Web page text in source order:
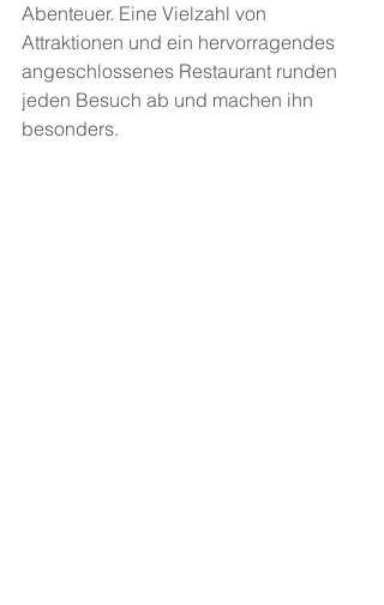
Abenteuer. Eine Vielzahl von
Attraktionen und ein hervorragendes
angeschlossenes Restaurant runden
jeden Besuch ab und machen ihn
besonders.